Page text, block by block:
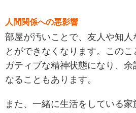
人間関係への悪影響
部屋が汚いことで、友人や知人
とができなくなります。この
ガティブな精神状態になり、余
なることもあります。
また、一緒に生活をしている